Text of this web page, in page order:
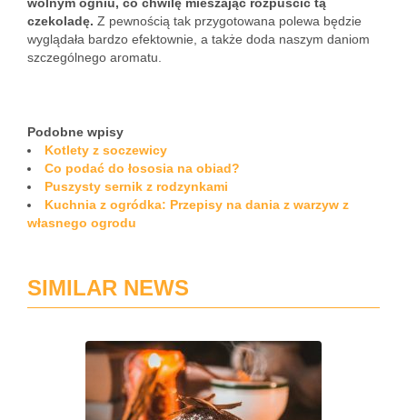
czekoladę. Z pewnością tak przygotowana polewa będzie
wyglądała bardzo efektownie, a także doda naszym daniom
szczególnego aromatu.
Podobne wpisy
Kotlety z soczewicy
Co podać do łososia na obiad?
Puszysty sernik z rodzynkami
Kuchnia z ogródka: Przepisy na dania z warzyw z
własnego ogrodu
SIMILAR NEWS